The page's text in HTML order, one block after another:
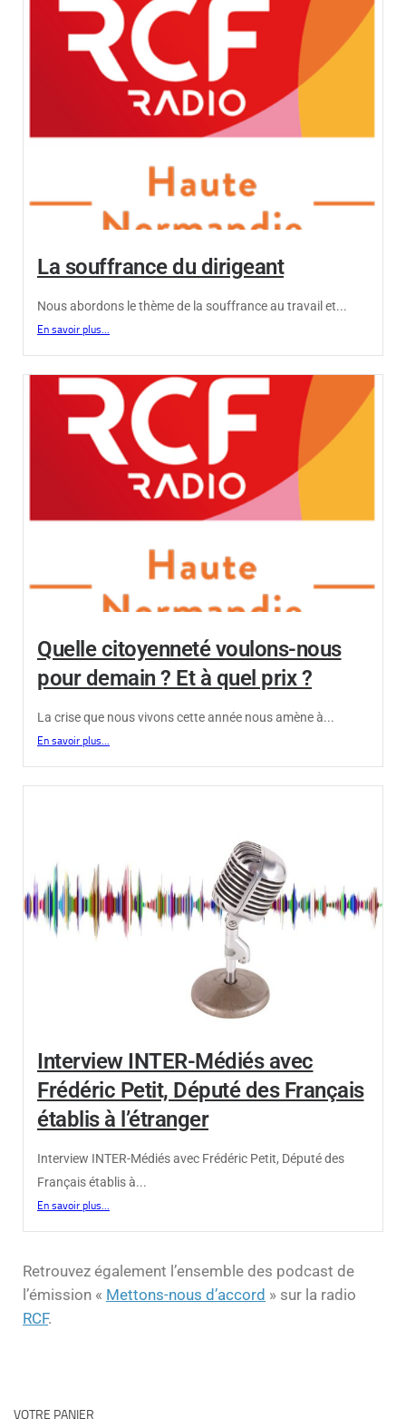
La souffrance du dirigeant
Nous abordons le thème de la souffrance au travail et...
En savoir plus...
Quelle citoyenneté voulons-nous
pour demain ? Et à quel prix ?
La crise que nous vivons cette année nous amène à...
En savoir plus...
Interview INTER-Médiés avec
Frédéric Petit, Député des Français
établis à l’étranger
Interview INTER-Médiés avec Frédéric Petit, Député des
Français établis à...
En savoir plus...
Retrouvez également l’ensemble des podcast de
l’émission « Mettons-nous d’accord » sur la radio
RCF.
VOTRE PANIER